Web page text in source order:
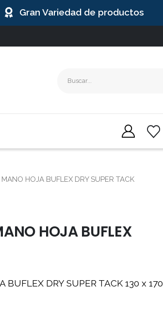
Gran Variedad de productos
HOJA BUFLEX DRY SUPER TACK
HOJA BUFLEX
DRY SUPER TACK 130 x 170